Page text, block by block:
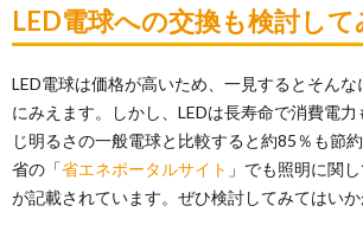
LED電球への交換も検討して
LED電球は価格が高いため、一見するとそんな
にみえます。しかし、LEDは長寿命で消費電
じ明るさの一般電球と比較すると約85％も節
省の「省エネポータルサイト 」でも照明に関
が記載されています。ぜひ検討してみてはいか